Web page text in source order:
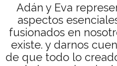
Adán y Eva
aspectos
fusionados en
existe. y darnos
de que todo lo